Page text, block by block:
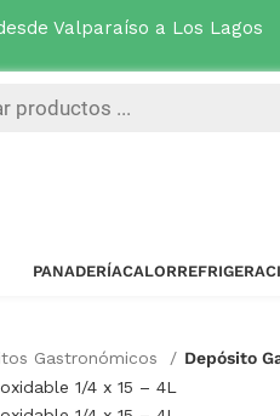
disponibles →
PANADERÍACALOR
Gastronómicos Depósito